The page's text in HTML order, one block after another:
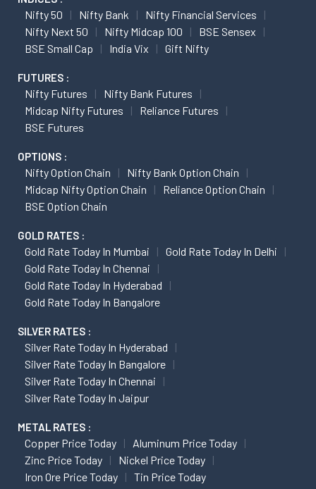
Nifty 50 Nifty Bank
Nifty Financial Services
Nifty Next 50
Nifty Midcap 100
BSE Sensex
BSE Small Cap
India Vix Gift Nifty
FUTURES :
Nifty Futures
Nifty Bank Futures
Midcap Nifty Futures
Reliance Futures
BSE Futures
OPTIONS :
Nifty Option Chain
Nifty Bank Option Chain
Midcap Nifty Option Chain
Reliance Option Chain
BSE Option Chain
GOLD RATES :
Gold Rate Today In Mumbai
Gold Rate Today In Delhi
Gold Rate Today In Chennai
Gold Rate Today In Hyderabad
Gold Rate Today In Bangalore
SILVER RATES :
Silver Rate Today In Hyderabad
Silver Rate Today In Bangalore
Silver Rate Today In Chennai
Silver Rate Today In Jaipur
METAL RATES :
Copper Price Today
Aluminum Price Today
Zinc Price Today
Nickel Price Today
Iron Ore Price Today
Tin Price Today